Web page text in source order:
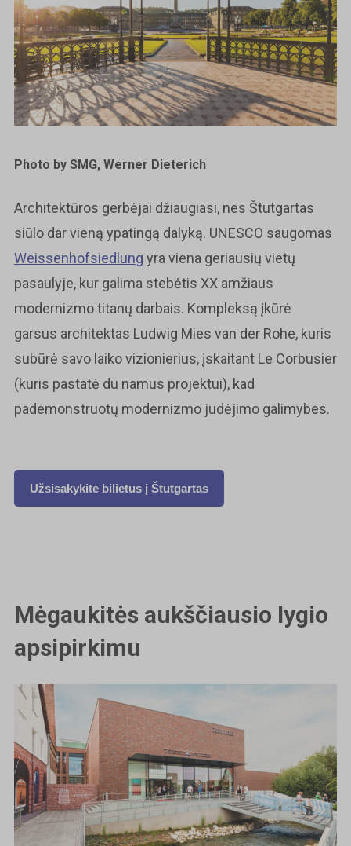
Photo by SMG, Werner Dieterich
Architektūros gerbėjai džiaugiasi, nes Štutgartas
siūlo dar vieną ypatingą dalyką. UNESCO saugomas
Weissenhofsiedlung yra viena geriausių vietų
pasaulyje, kur galima stebėtis XX amžiaus
modernizmo titanų darbais. Kompleksą įkūrė
garsus architektas Ludwig Mies van der Rohe, kuris
subūrė savo laiko vizionierius, įskaitant Le Corbusier
(kuris pastatė du namus projektui), kad
pademonstruotų modernizmo judėjimo galimybes.
Užsisakykite bilietus į Štutgartas
Mėgaukitės aukščiausio lygio
apsipirkimu